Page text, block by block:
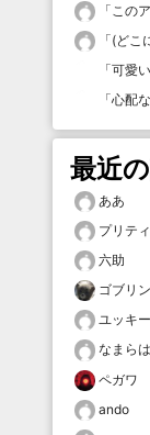
「 この
「(どこ
「可愛
「心配
最近
ああ
プリテ
六助
ゴブリ
ユッキー
なまらは
ペガワ
ando